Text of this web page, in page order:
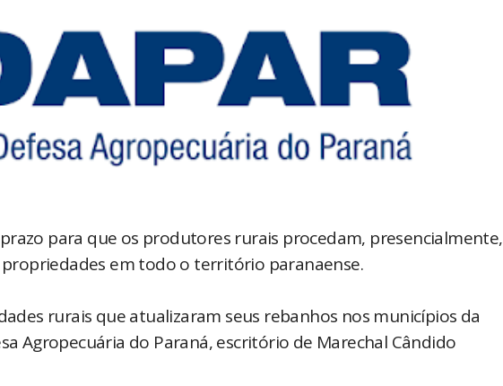
para que os produtores rurais procedam, presencialmente,
em todo o território paranaense.
rurais que atualizaram seus rebanhos nos municípios da
Agropecuária do Paraná, escritório de Marechal Cândido